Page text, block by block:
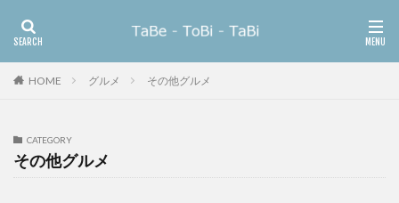
HOME グルメ その他グルメ
CATEGORY
その他グルメ
WEB デザイン SEO